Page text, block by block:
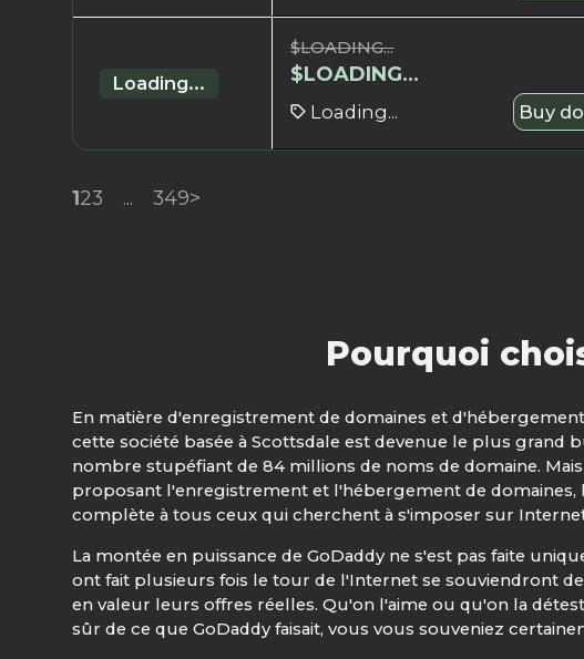
Loading...
$LOADING...
$LOADING...
Loading... Buy
123 ... 349>
Pourquoi
En matière d'enregistrement de domaines et
cette société basée à Scottsdale est devenue le plus
nombre stupéfiant de 84 millions de noms de domaine.
proposant l'enregistrement et l'hébergement de
complète à tous ceux qui cherchent à s'imposer sur
La montée en puissance de GoDaddy ne s'est pas faite
ont fait plusieurs fois le tour de l'Internet se souviendront
en valeur leurs offres réelles. Qu'on l'aime ou qu'on la
sûr de ce que GoDaddy faisait, vous vous souveniez